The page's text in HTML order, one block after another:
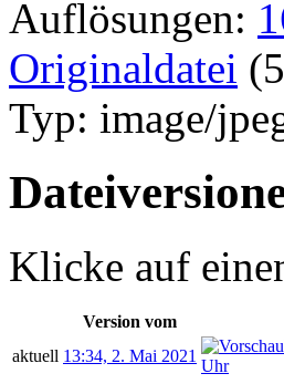
Auflösungen:
Originaldatei
Typ: image/
Klicke auf
Version vom
aktuell 13:34, 2. Mai 2021